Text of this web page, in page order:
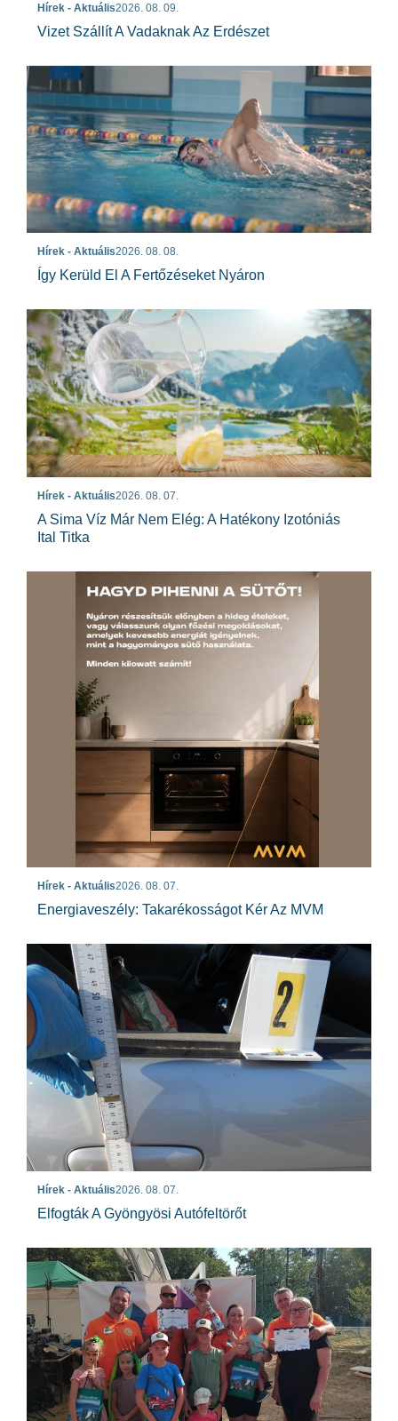
Hírek - Aktuális2026. 08. 09.
Vizet Szállít A Vadaknak Az Erdészet
Hírek - Aktuális2026. 08. 08.
Így Kerüld El A Fertőzéseket Nyáron
Hírek - Aktuális2026. 08. 07.
A Sima Víz Már Nem Elég: A Hatékony Izotóniás
Ital Titka
Hírek - Aktuális2026. 08. 07.
Energiaveszély: Takarékosságot Kér Az MVM
Hírek - Aktuális2026. 08. 07.
Elfogták A Gyöngyösi Autófeltörőt